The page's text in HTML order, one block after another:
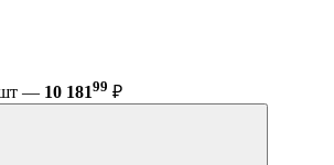
шт — 10 18199 ₽